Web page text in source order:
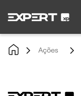
Ações